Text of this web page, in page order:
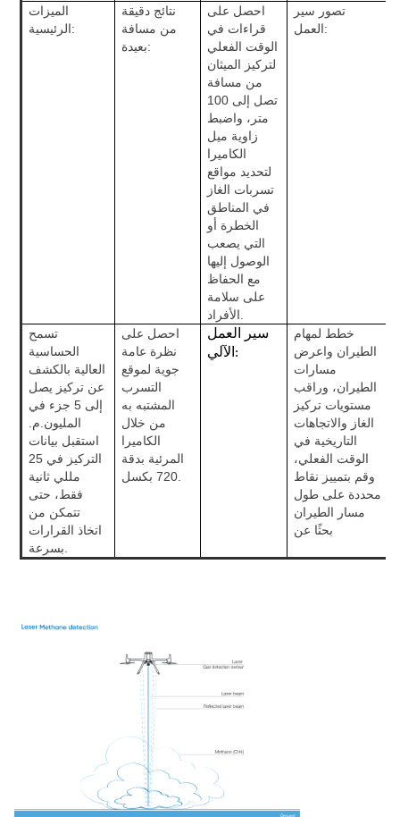
الميزات
الرئيسية:
نتائج دقيقة
من مسافة
بعيدة:
احصل على
قراءات في
الوقت الفعلي
لتركيز الميثان
من مسافة
تصل إلى 100
متر، واضبط
زاوية ميل
الكاميرا
لتحديد مواقع
تسربات الغاز
في المناطق
الخطرة أو
التي يصعب
الوصول إليها
مع الحفاظ
على سلامة
تصور سير
العمل:
تسمح
الحساسية
العالية بالكشف
عن تركيز يصل
إلى 5 جزء في
المليون.م.
استقبل بيانات
التركيز في 25
مللي ثانية
فقط، حتى
تتمكن من
اتخاذ القرارات
احصل على
نظرة عامة
جوية لموقع
التسرب
المشتبه به
من خلال
الكاميرا
المرئية بدقة
سير العمل
الآلي:
خطط لمهام
الطيران واعرض
مسارات
الطيران، وراقب
مستويات تركيز
الغاز والاتجاهات
التاريخية في
الوقت الفعلي،
وقم بتمييز نقاط
محددة على طول
مسار الطيران
بحثًا عن